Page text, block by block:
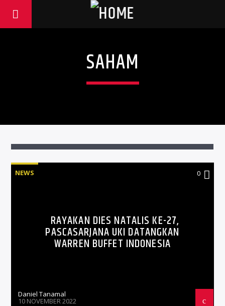
SAHAM
NEWS 0
RAYAKAN DIES NATALIS KE-27,
PASCASARJANA UKI DATANGKAN
WARREN BUFFET INDONESIA
Daniel Tanamal
10 NOVEMBER 2022